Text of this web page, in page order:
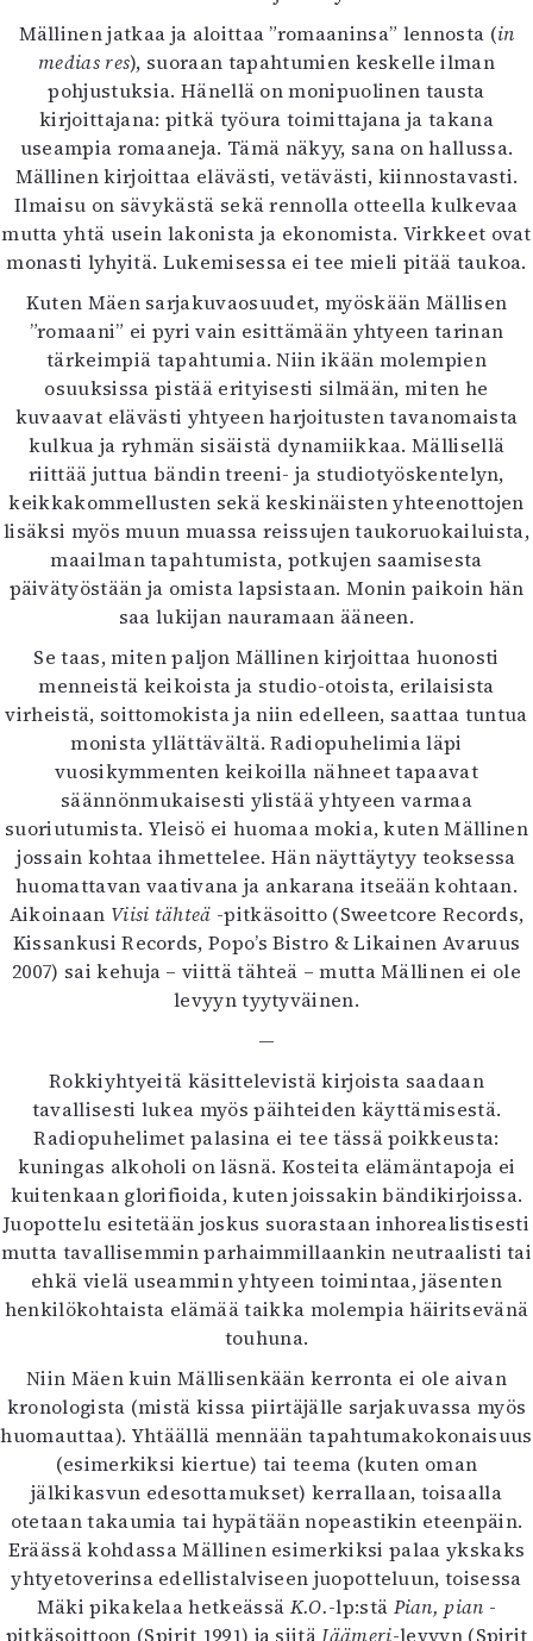
Mällinen jatkaa ja aloittaa ”romaaninsa” lennosta (in
medias res), suoraan tapahtumien keskelle ilman
pohjustuksia. Hänellä on monipuolinen tausta
kirjoittajana: pitkä työura toimittajana ja takana
useampia romaaneja. Tämä näkyy, sana on hallussa.
Mällinen kirjoittaa elävästi, vetävästi, kiinnostavasti.
Ilmaisu on sävykästä sekä rennolla otteella kulkevaa
mutta yhtä usein lakonista ja ekonomista. Virkkeet ovat
monasti lyhyitä. Lukemisessa ei tee mieli pitää taukoa.
Kuten Mäen sarjakuvaosuudet, myöskään Mällisen
”romaani” ei pyri vain esittämään yhtyeen tarinan
tärkeimpiä tapahtumia. Niin ikään molempien
osuuksissa pistää erityisesti silmään, miten he
kuvaavat elävästi yhtyeen harjoitusten tavanomaista
kulkua ja ryhmän sisäistä dynamiikkaa. Mällisellä
riittää juttua bändin treeni- ja studiotyöskentelyn,
keikkakommellusten sekä keskinäisten yhteenottojen
lisäksi myös muun muassa reissujen taukoruokailuista,
maailman tapahtumista, potkujen saamisesta
päivätyöstään ja omista lapsistaan. Monin paikoin hän
saa lukijan nauramaan ääneen.
Se taas, miten paljon Mällinen kirjoittaa huonosti
menneistä keikoista ja studio-otoista, erilaisista
virheistä, soittomokista ja niin edelleen, saattaa tuntua
monista yllättävältä. Radiopuhelimia läpi
vuosikymmenten keikoilla nähneet tapaavat
säännönmukaisesti ylistää yhtyeen varmaa
suoriutumista. Yleisö ei huomaa mokia, kuten Mällinen
jossain kohtaa ihmettelee. Hän näyttäytyy teoksessa
huomattavan vaativana ja ankarana itseään kohtaan.
Aikoinaan Viisi tähteä -pitkäsoitto (Sweetcore Records,
Kissankusi Records, Popo’s Bistro & Likainen Avaruus
2007) sai kehuja – viittä tähteä – mutta Mällinen ei ole
levyyn tyytyväinen.
—
Rokkiyhtyeitä käsittelevistä kirjoista saadaan
tavallisesti lukea myös päihteiden käyttämisestä.
Radiopuhelimet palasina ei tee tässä poikkeusta:
kuningas alkoholi on läsnä. Kosteita elämäntapoja ei
kuitenkaan glorifioida, kuten joissakin bändikirjoissa.
Juopottelu esitetään joskus suorastaan inhorealistisesti
mutta tavallisemmin parhaimmillaankin neutraalisti tai
ehkä vielä useammin yhtyeen toimintaa, jäsenten
henkilökohtaista elämää taikka molempia häiritsevänä
touhuna.
Niin Mäen kuin Mällisenkään kerronta ei ole aivan
kronologista (mistä kissa piirtäjälle sarjakuvassa myös
huomauttaa). Yhtäällä mennään tapahtumakokonaisuus
(esimerkiksi kiertue) tai teema (kuten oman
jälkikasvun edesottamukset) kerrallaan, toisaalla
otetaan takaumia tai hypätään nopeastikin eteenpäin.
Eräässä kohdassa Mällinen esimerkiksi palaa ykskaks
yhtyetoverinsa edellistalviseen juopotteluun, toisessa
Mäki pikakelaa hetkeässä K.O.-lp:stä Pian, pian -
pitkäsoittoon (Spirit 1991) ja siitä Jäämeri-levyyn (Spirit